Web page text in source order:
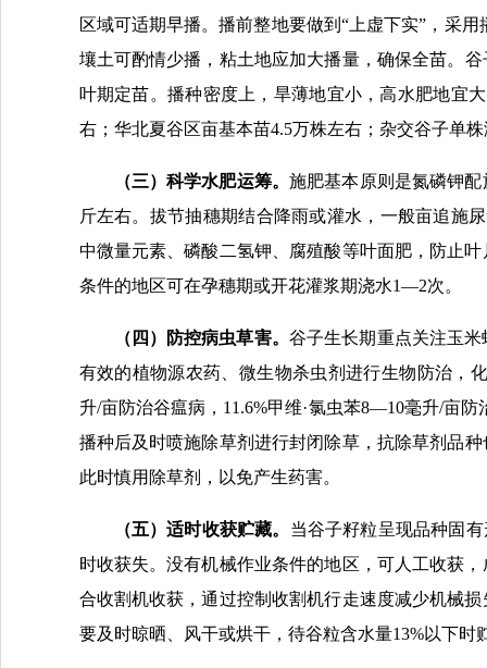
区域可适期早播。播前整地要做到“上虚下实”，采
壤土可酌情少播，粘土地应加大播量，确保全苗。
叶期定苗。播种密度上，旱薄地宜小，高水肥地宜
右；华北夏谷区亩基本苗4.5万株左右；杂交谷子单
（三） 科学水肥运筹。 施肥基本原则是氮磷钾
斤左右。拔节抽穗期结合降雨或灌水，一般亩追施
中微量元素、磷酸二氢钾、腐殖酸等叶面肥，防止
条件的地区可在孕穗期或开花灌浆期浇水1—2次。
（ 四 ） 防控病虫草害。 谷子生长期重点关注玉
有效的植物源农药、微生物杀虫剂进行生物防治，
升/亩防治谷瘟病，11.6%甲维·氯虫苯8—10毫升/亩
播种后及时喷施除草剂进行封闭除草，抗除草剂品
此时慎用除草剂，以免产生药害。
（五）适时收获贮藏。 当谷子籽粒呈现品种固
时收获失。没有机械作业条件的地区，可人工收获
合收割机收获，通过控制收割机行走速度减少机械
要及时晾晒、风干或烘干，待谷粒含水量13%以下时